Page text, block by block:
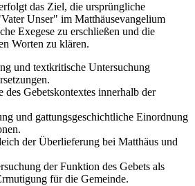
das Ziel, die ursprüngliche
Unser" im Matthäusevangelium
Exegese zu erschließen und die
Worten zu klären.
und textkritische Untersuchung
des Gebetskontextes innerhalb der
und gattungsgeschichtliche Einordnung
der Überlieferung bei Matthäus und
der Funktion des Gebets als
für die Gemeinde.